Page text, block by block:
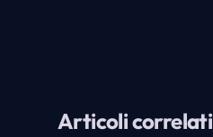
Articoli correlati